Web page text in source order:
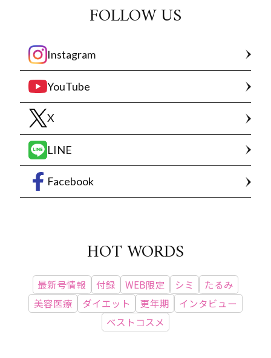
FOLLOW US
Instagram
YouTube
X
LINE
Facebook
HOT WORDS
最新号情報 付録 WEB限定 シミ
たるみ
美容医療
ダイエット 更年期
インタビュー
ベストコスメ